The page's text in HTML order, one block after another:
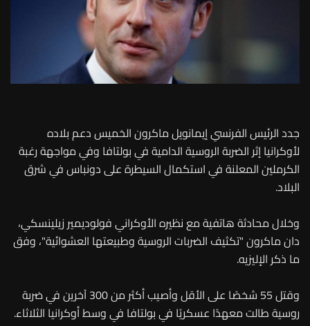
جدد الرئيس الفرنسي إيمانويل ماكرون الخميس دعم بلاده
لأوكرانيا إثر الضربة الروسية الدامية في بولتافا وفي مواجهة رغبة
الكرملين المعلنة في استكمال السيطرة على دونباس في شرق
البلاد.
وخلال محادثة هاتفية مع نظيره الأوكراني فولوديمير زيلينسكي،
دان ماكرون "تكثيف الضربات الروسية وطبيعتها العشوائية"، وفق
ما ذكر الإليزيه.
وقتل 55 شخصًا على الأقل وأصيب أكثر من 300 آخرين في ضربة
روسية طالت معهدًا عسكريًا في بولتافا في وسط أوكرانيا الثلاثاء.